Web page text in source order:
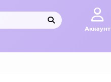
Аккаунт